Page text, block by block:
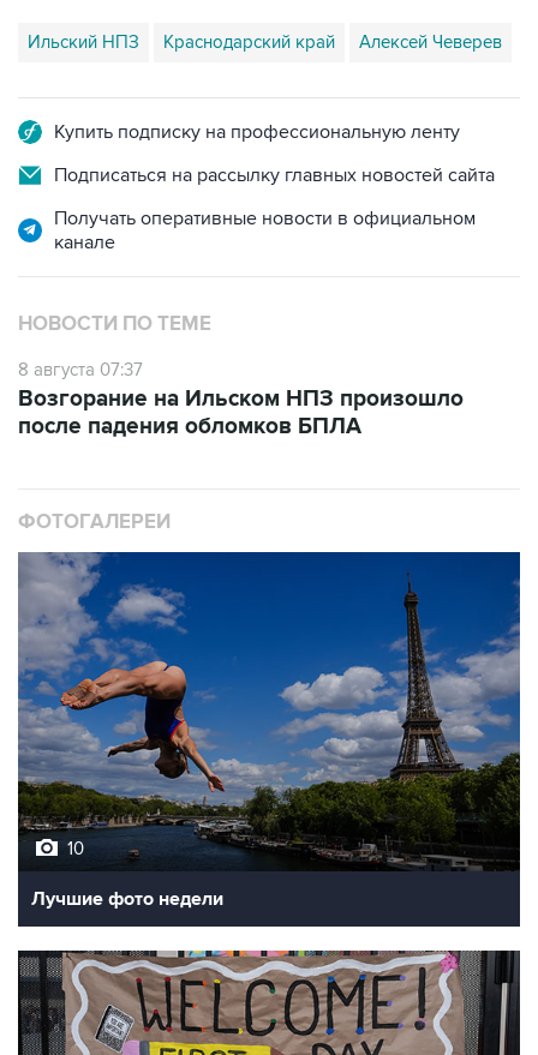
Ильский НПЗ Краснодарский край Алексей Чеверев
Купить подписку на профессиональную ленту
Подписаться на рассылку главных новостей сайта
Получать оперативные новости в официальном
канале
НОВОСТИ ПО ТЕМЕ
8 августа 07:37
Возгорание на Ильском НПЗ произошло
после падения обломков БПЛА
ФОТОГАЛЕРЕИ
10
Лучшие фото недели